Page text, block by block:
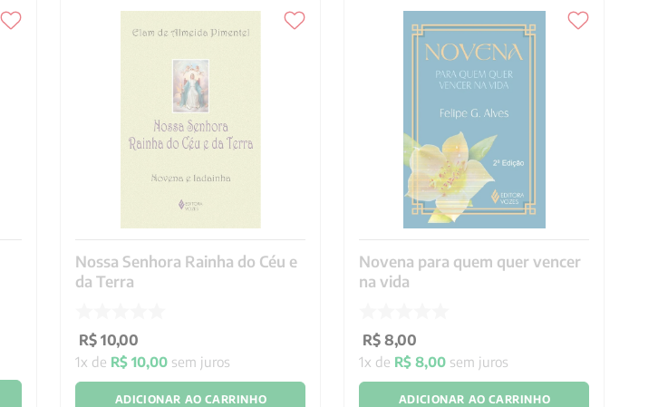
Nossa Senhora Rainha do Céu e
da Terra
R$ 10,00
1x de R$ 10,00 sem juros
ADICIONAR AO CARRINHO
Novena para quem quer vencer
na vida
R$ 8,00
1x de R$ 8,00 sem juros
ADICIONAR AO CARRINHO